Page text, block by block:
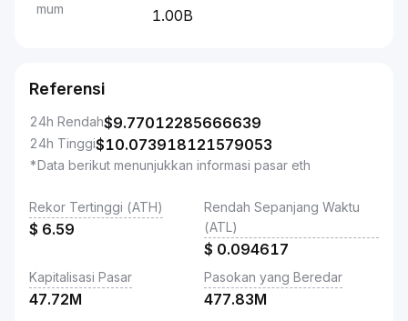
mum
1.00B
Referensi
24h Rendah$9.77012285666639
24h Tinggi$10.073918121579053
*Data berikut menunjukkan informasi pasar eth
Rekor Tertinggi (ATH)
$ 6.59
Rendah Sepanjang Waktu
(ATL)
$ 0.094617
Kapitalisasi Pasar
47.72M
Pasokan yang Beredar
477.83M